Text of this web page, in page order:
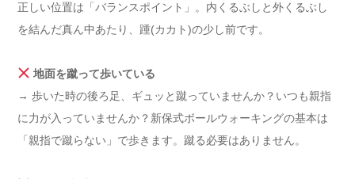
正しい位置は「バランスポイント」。内くるぶしと外くるぶし
を結んだ真ん中あたり、踵(カカト)の少し前です。
地面を蹴って歩いている
→ 歩いた時の後ろ足、ギュッと蹴っていませんか？いつも親指
に力が入っていませんか？新保式ボールウォーキングの基本は
「親指で蹴らない」で歩きます。蹴る必要はありません。